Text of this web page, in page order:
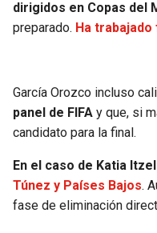
dirigidos en Copas del
preparado. Ha
García Orozco incluso
panel de FIFA y que, si
candidato para la final.
En el caso de Katia
Túnez y Países Bajos.
fase de eliminación